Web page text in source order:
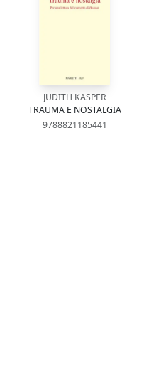
JUDITH KASPER
TRAUMA E NOSTALGIA
9788821185441